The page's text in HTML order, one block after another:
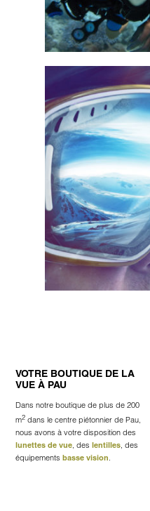
VOTRE BOUTIQUE DE LA
VUE À PAU
Dans notre boutique de plus de 200
m2 dans le centre piétonnier de Pau,
nous avons à votre disposition des
lunettes de vue , deslentilles , des
équipementsbasse vision